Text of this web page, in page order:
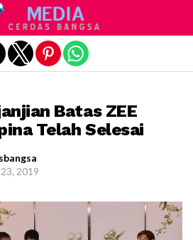
Batas ZEE
Telah Selesai
2019
mobile version